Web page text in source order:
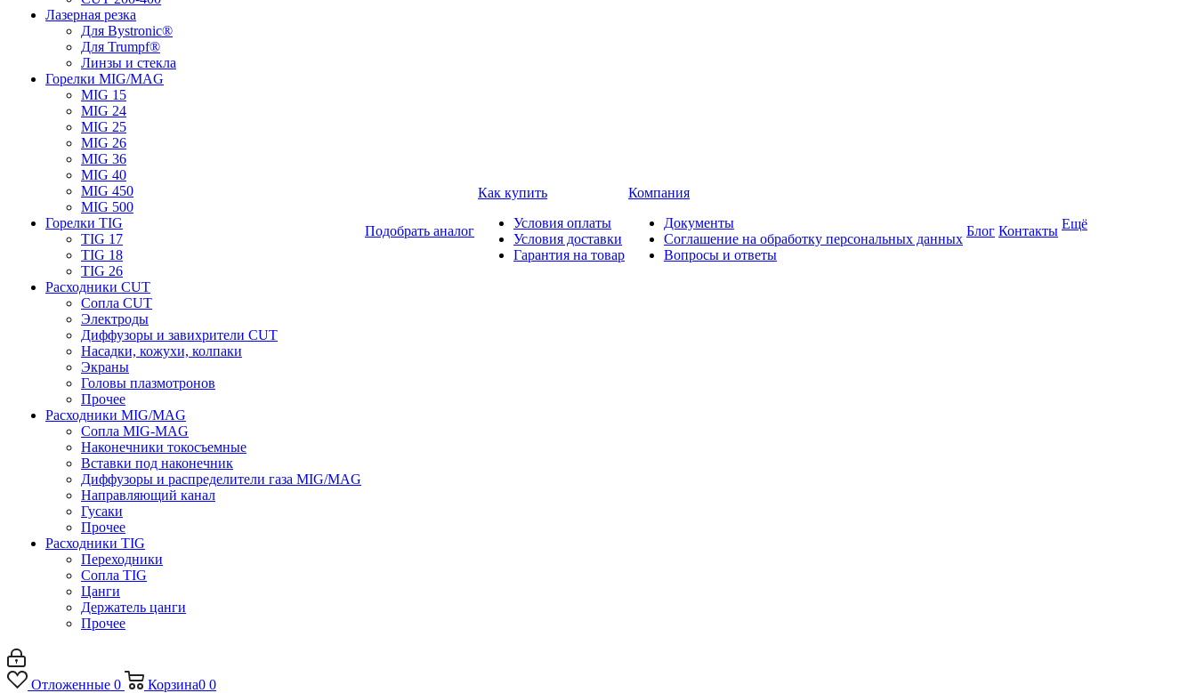
Лазерная резка
Для Bystronic®
Для Trumpf®
Линзы и стекла
Горелки MIG/MAG
MIG 15
MIG 24
MIG 25
MIG 26
MIG 36
MIG 40
MIG 450
MIG 500
Горелки TIG
TIG 17
TIG 18
TIG 26
Расходники CUT
Сопла CUT
Электроды
Диффузоры и завихрители CUT
Насадки, кожухи, колпаки
Экраны
Головы плазмотронов
Прочее
Расходники MIG/MAG
Сопла MIG-MAG
Наконечники токосъемные
Вставки под наконечник
Диффузоры и распределители газа MIG/MAG
Направляющий канал
Гусаки
Прочее
Расходники TIG
Переходники
Сопла TIG
Цанги
Держатель цанги
Прочее
Подобрать аналог
Как купить
Условия оплаты
Условия доставки
Гарантия на товар
Компания
Документы
Соглашение на обработку персональных данных
Вопросы и ответы
Блог Контакты Ещё
Отложенные 0 Корзина0 0